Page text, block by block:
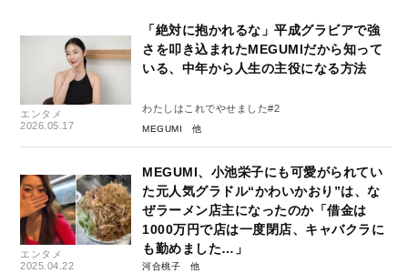
エンタメ
2026.05.17
「絶対に抱かれるな」平成グラビアで強
さを叩き込まれたMEGUMIだから知って
いる、中年から人生の主役になる方法
わたしはこれでやせました#2
MEGUMI
エンタメ
2025.04.22
MEGUMI、小池栄子にも可愛がられてい
た元人気グラドル“かわいかおり”は、な
ぜラーメン店主になったのか「借金は
1000万円で店は一度閉店、キャバクラに
も勤めました…」
河合桃子